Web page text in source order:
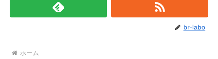
br-labo
ホーム